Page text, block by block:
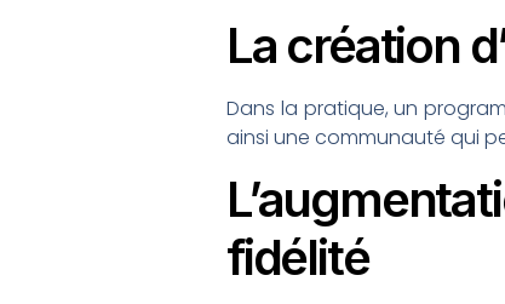
La création
Dans la pratique, un
ainsi une communauté qui
fidélité